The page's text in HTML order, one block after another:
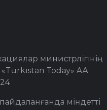
министрлігінің
Today» АА
міндетті